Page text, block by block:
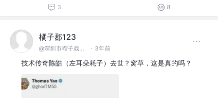
3 8
橘子郡123
@深圳市帽子戏法科技有限公司 · 3年前
技术传奇陈皓（左耳朵耗子）去世？窝草，这是真的吗？